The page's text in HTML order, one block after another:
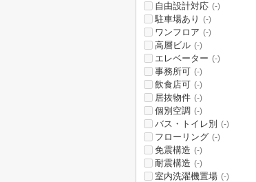
自由設計対応 (-)
駐車場あり (-)
ワンフロア (-)
高層ビル (-)
エレベーター (-)
事務所可 (-)
飲食店可 (-)
居抜物件 (-)
個別空調 (-)
バス・トイレ別 (-)
フローリング (-)
免震構造 (-)
耐震構造 (-)
室内洗濯機置場 (-)